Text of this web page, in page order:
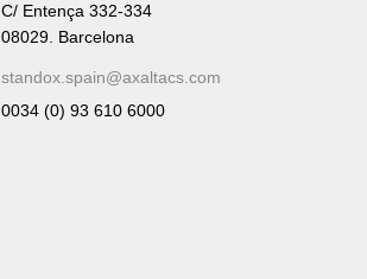
C/ Entença 332-334
08029. Barcelona
standox.spain@axaltacs.com
0034 (0) 93 610 6000